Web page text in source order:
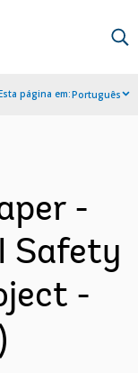
página em:Português
-
Safety
-